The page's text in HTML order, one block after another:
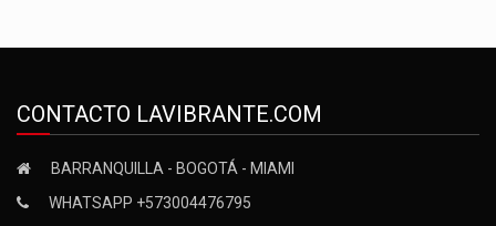
CONTACTO LAVIBRANTE.COM
BARRANQUILLA - BOGOTÁ - MIAMI
WHATSAPP +573004476795